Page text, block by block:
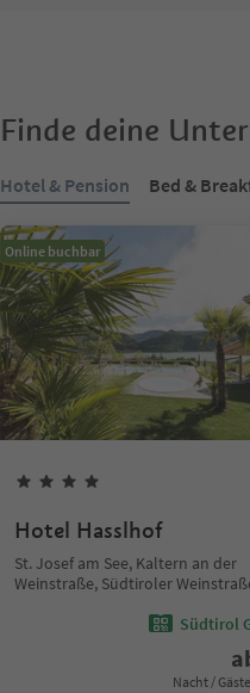
Finde deine
Hotel & Pension Bed &
Online buchbar
Hotel Hasslhof
St. Josef am See, Kaltern an der
Weinstraße, Südtiroler
Südtirol
Nacht /